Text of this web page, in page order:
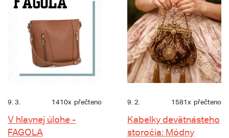
9. 3. 1410x přečteno
V hlavnej úlohe -
FAGOLA
9. 2. 1581x přečteno
Kabelky devätnásteho
storočia: Módny